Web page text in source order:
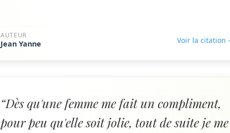
AUTEUR
Jean Yanne Voir la citation
“Dès qu'une femme me fait un compliment,
pour peu qu'elle soit jolie, tout de suite je me